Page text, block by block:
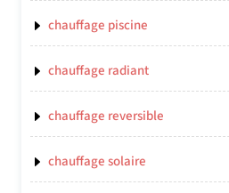
chauffage piscine
chauffage radiant
chauffage reversible
chauffage solaire